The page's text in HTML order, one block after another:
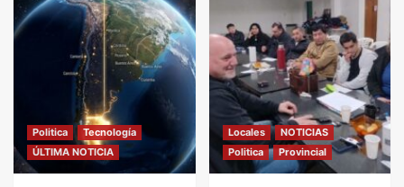
Politica
Tecnología
ÚLTIMA NOTICIA
Locales
NOTICIAS
Politica
Provincial